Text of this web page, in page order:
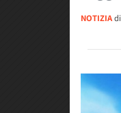
NOTIZIAdi